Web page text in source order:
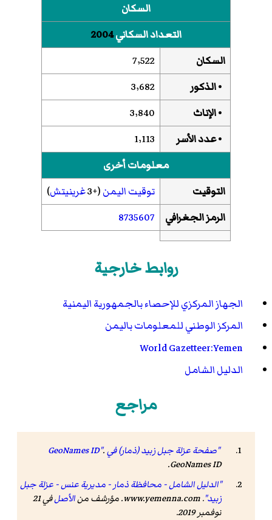
السكان
التعداد السكاني2004
السكان
7٬522
• الذكور
3٬682
• الإناث
3٬840
• عدد الأسر
1٬113
معلومات أخرى
التوقيت
توقيت اليمن(+3 غرينيتش)
الرمز الجغرافي
8735607
روابط خارجية
الجهاز المركزي للإحصاء بالجمهورية اليمنية
المركز الوطني للمعلومات باليمن
World Gazetteer:Yemen
الدليل الشامل
مراجع
"صفحة عزلة جبل زبيد (ذمار) في GeoNames ID".
GeoNames ID
.
"الدليل الشامل - محافظة ذمار - مديرية عنس - عزلة جبل
زبيد".
www.yemenna.com. مؤرشف منالأصل
في 21
نوفمبر 2019
.